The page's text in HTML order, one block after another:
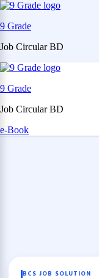
9 Grade
Job Circular BD
Skip
content
Enter)
9 Grade
Job Circular BD
e-Book
BCS JOB SOLUTION